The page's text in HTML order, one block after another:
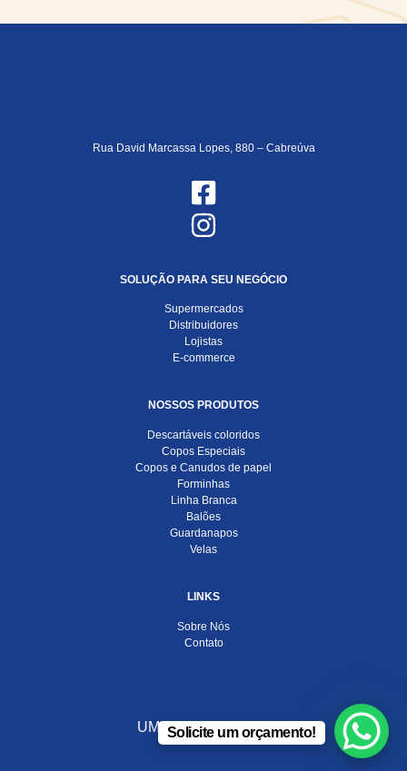
Rua David Marcassa Lopes, 880 – Cabreúva
SOLUÇÃO PARA SEU NEGÓCIO
Supermercados
Distribuidores
Lojistas
E-commerce
NOSSOS PRODUTOS
Descartáveis coloridos
Copos Especiais
Copos e Canudos de papel
Forminhas
Linha Branca
Balões
Guardanapos
Velas
LINKS
Sobre Nós
Contato
UMA EMPRESA DO
Solicite um orçamento!